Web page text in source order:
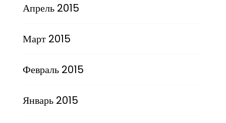
Апрель 2015
Март 2015
Февраль 2015
Январь 2015